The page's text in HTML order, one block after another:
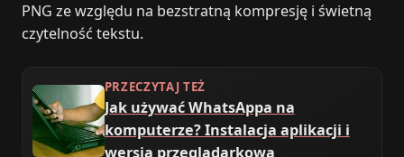
PNG ze względu na bezstratną kompresję i świetną
czytelność tekstu.
PRZECZYTAJ TEŻ
Jak używać WhatsAppa na
komputerze? Instalacja aplikacji i
wersja przeglądarkowa